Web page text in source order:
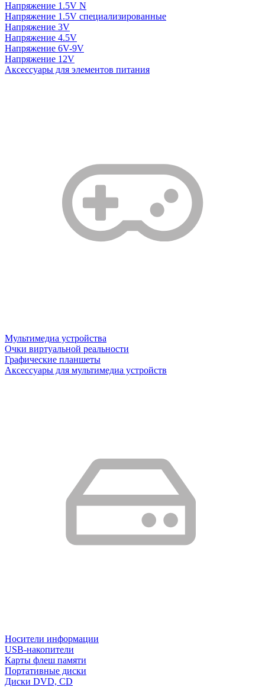
Напряжение 1.5V N
Напряжение 1.5V специализированные
Напряжение 3V
Напряжение 4.5V
Напряжение 6V-9V
Напряжение 12V
Аксессуары для элементов питания
Мультимедиа устройства
Очки виртуальной реальности
Графические планшеты
Аксессуары для мультимедиа устройств
Носители информации
USB-накопители
Карты флеш памяти
Портативные диски
Диски DVD, CD